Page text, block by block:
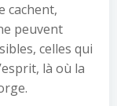
cachent,
peuvent
celles qui
là où la